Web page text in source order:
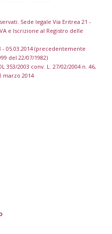
Sede legale Via Eritrea 21 -
e Iscrizione al Registro delle
05.03.2014 (precedentemente
del 22/07/1982)
353/2003 conv. L. 27/02/2004 n. 46,
marzo 2014